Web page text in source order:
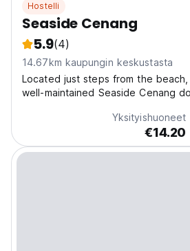
Hostelli
Seaside Cenang
5.9(4)
14.67km kaupungin keskustasta
Located just steps from the
well-maintained Seaside Cenang
spacious, shared dorm rooms
bunk or single beds, this
conscious...
Yksityishuoneet
€14.20